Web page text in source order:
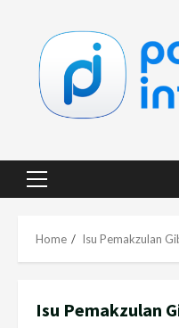
content
Primary
Home Isu Pemakzulan
Isu Pemakzulan